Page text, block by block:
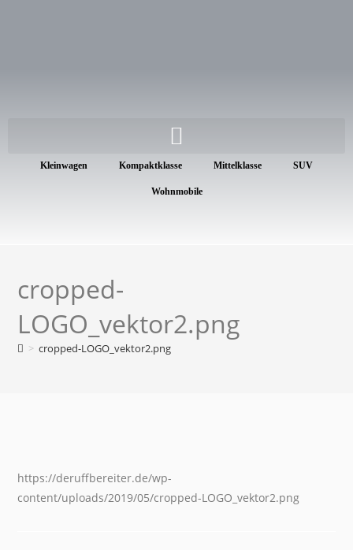
Kleinwagen Kompaktklasse Mittelklasse SUV
Wohnmobile
cropped-
LOGO_vektor2.png
> cropped-LOGO_vektor2.png
https://deruffbereiter.de/wp-
content/uploads/2019/05/cropped-LOGO_vektor2.png